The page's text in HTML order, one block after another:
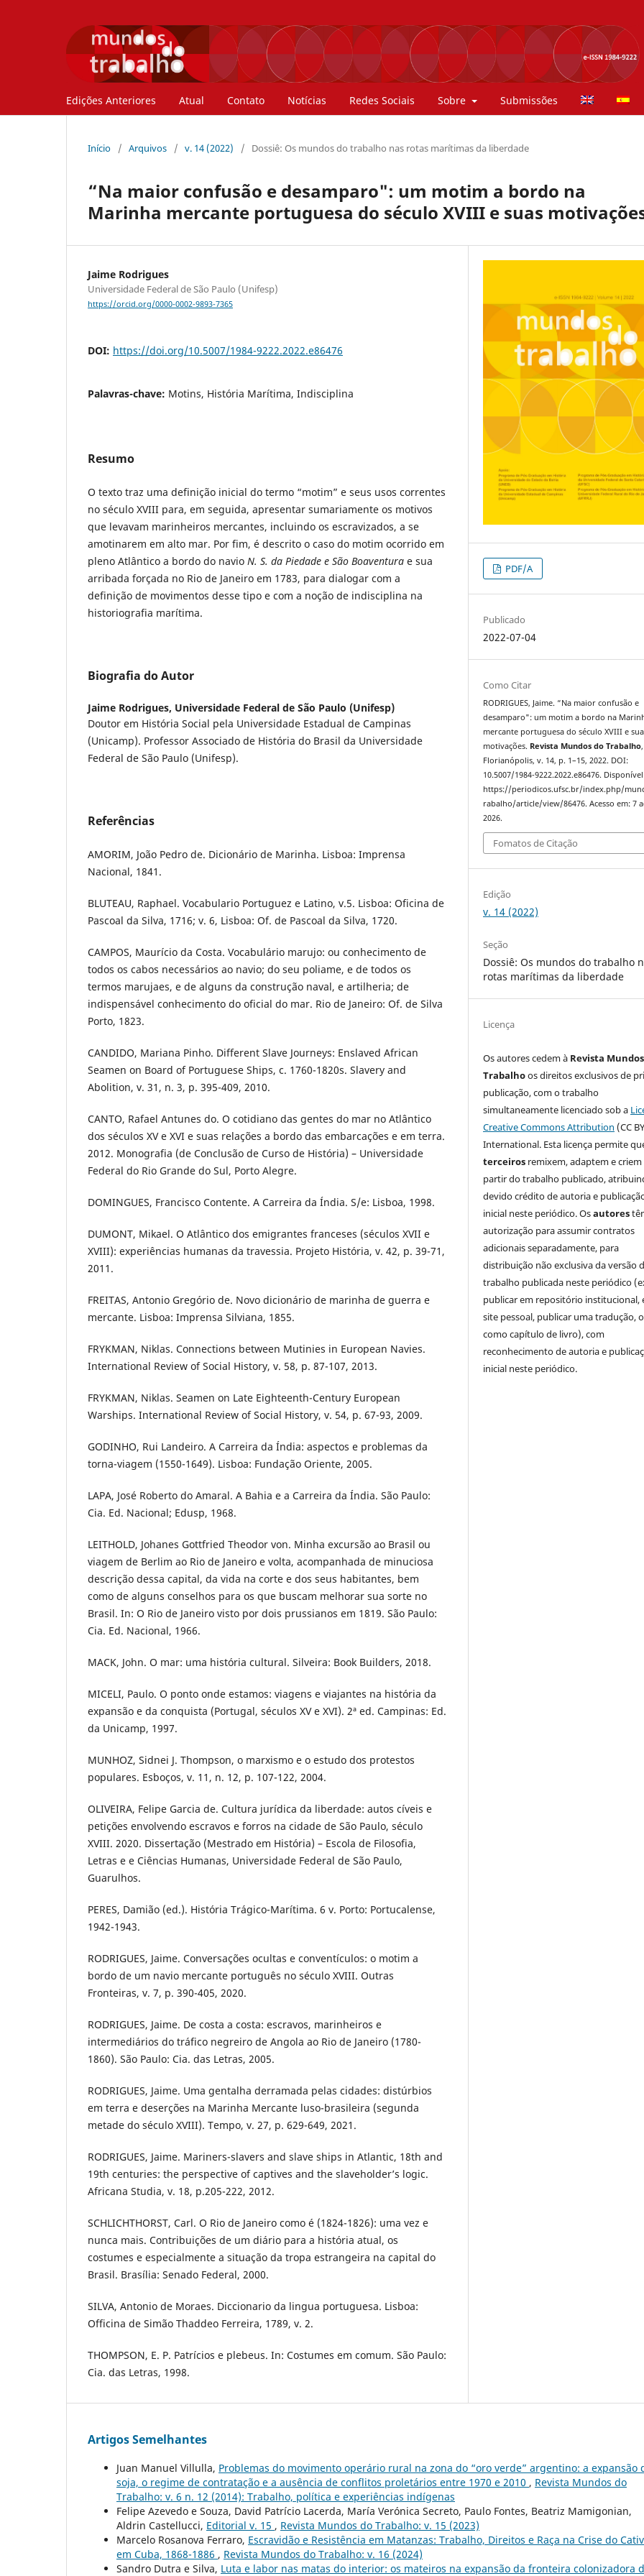
Edições Anteriores Atual Contato Notícias Redes Sociais Sobre Submissões
Início / Arquivos / v. 14 (2022) / Dossiê: Os mundos do trabalho nas rotas marítimas da liberdade
“Na maior confusão e desamparo": um motim a bordo na
Marinha mercante portuguesa do século XVIII e suas
Jaime Rodrigues
Universidade Federal de São Paulo (Unifesp)
https://orcid.org/0000-0002-9893-7365
DOI: https://doi.org/10.5007/1984-9222.2022.e86476
Palavras-chave: Motins, História Marítima, Indisciplina
Resumo
O texto traz uma definição inicial do termo “motim” e seus usos correntes
no século XVIII para, em seguida, apresentar sumariamente os motivos
que levavam marinheiros mercantes, incluindo os escravizados, a se
amotinarem em alto mar. Por fim, é descrito o caso do motim ocorrido em
pleno Atlântico a bordo do navio N. S. da Piedade e São Boaventura e sua
arribada forçada no Rio de Janeiro em 1783, para dialogar com a
definição de movimentos desse tipo e com a noção de indisciplina na
historiografia marítima.
Biografia do Autor
Jaime Rodrigues, Universidade Federal de São Paulo (Unifesp)
Doutor em História Social pela Universidade Estadual de Campinas
(Unicamp). Professor Associado de História do Brasil da Universidade
Federal de São Paulo (Unifesp).
Referências
AMORIM, João Pedro de. Dicionário de Marinha. Lisboa: Imprensa
Nacional, 1841.
BLUTEAU, Raphael. Vocabulario Portuguez e Latino, v.5. Lisboa: Oficina de
Pascoal da Silva, 1716; v. 6, Lisboa: Of. de Pascoal da Silva, 1720.
CAMPOS, Maurício da Costa. Vocabulário marujo: ou conhecimento de
todos os cabos necessários ao navio; do seu poliame, e de todos os
termos marujaes, e de alguns da construção naval, e artilheria; de
indispensável conhecimento do oficial do mar. Rio de Janeiro: Of. de Silva
Porto, 1823.
CANDIDO, Mariana Pinho. Different Slave Journeys: Enslaved African
Seamen on Board of Portuguese Ships, c. 1760-1820s. Slavery and
Abolition, v. 31, n. 3, p. 395-409, 2010.
CANTO, Rafael Antunes do. O cotidiano das gentes do mar no Atlântico
dos séculos XV e XVI e suas relações a bordo das embarcações e em terra.
2012. Monografia (de Conclusão de Curso de História) – Universidade
Federal do Rio Grande do Sul, Porto Alegre.
DOMINGUES, Francisco Contente. A Carreira da Índia. S/e: Lisboa, 1998.
DUMONT, Mikael. O Atlântico dos emigrantes franceses (séculos XVII e
XVIII): experiências humanas da travessia. Projeto História, v. 42, p. 39-71,
2011.
FREITAS, Antonio Gregório de. Novo dicionário de marinha de guerra e
mercante. Lisboa: Imprensa Silviana, 1855.
FRYKMAN, Niklas. Connections between Mutinies in European Navies.
International Review of Social History, v. 58, p. 87-107, 2013.
FRYKMAN, Niklas. Seamen on Late Eighteenth-Century European
Warships. International Review of Social History, v. 54, p. 67-93, 2009.
GODINHO, Rui Landeiro. A Carreira da Índia: aspectos e problemas da
torna-viagem (1550-1649). Lisboa: Fundação Oriente, 2005.
LAPA, José Roberto do Amaral. A Bahia e a Carreira da Índia. São Paulo:
Cia. Ed. Nacional; Edusp, 1968.
LEITHOLD, Johanes Gottfried Theodor von. Minha excursão ao Brasil ou
viagem de Berlim ao Rio de Janeiro e volta, acompanhada de minuciosa
descrição dessa capital, da vida na corte e dos seus habitantes, bem
como de alguns conselhos para os que buscam melhorar sua sorte no
Brasil. In: O Rio de Janeiro visto por dois prussianos em 1819. São Paulo:
Cia. Ed. Nacional, 1966.
MACK, John. O mar: uma história cultural. Silveira: Book Builders, 2018.
MICELI, Paulo. O ponto onde estamos: viagens e viajantes na história da
expansão e da conquista (Portugal, séculos XV e XVI). 2ª ed. Campinas: Ed.
da Unicamp, 1997.
MUNHOZ, Sidnei J. Thompson, o marxismo e o estudo dos protestos
populares. Esboços, v. 11, n. 12, p. 107-122, 2004.
OLIVEIRA, Felipe Garcia de. Cultura jurídica da liberdade: autos cíveis e
petições envolvendo escravos e forros na cidade de São Paulo, século
XVIII. 2020. Dissertação (Mestrado em História) – Escola de Filosofia,
Letras e e Ciências Humanas, Universidade Federal de São Paulo,
Guarulhos.
PERES, Damião (ed.). História Trágico-Marítima. 6 v. Porto: Portucalense,
1942-1943.
RODRIGUES, Jaime. Conversações ocultas e conventículos: o motim a
bordo de um navio mercante português no século XVIII. Outras
Fronteiras, v. 7, p. 390-405, 2020.
RODRIGUES, Jaime. De costa a costa: escravos, marinheiros e
intermediários do tráfico negreiro de Angola ao Rio de Janeiro (1780-
1860). São Paulo: Cia. das Letras, 2005.
RODRIGUES, Jaime. Uma gentalha derramada pelas cidades: distúrbios
em terra e deserções na Marinha Mercante luso-brasileira (segunda
metade do século XVIII). Tempo, v. 27, p. 629-649, 2021.
RODRIGUES, Jaime. Mariners-slavers and slave ships in Atlantic, 18th and
19th centuries: the perspective of captives and the slaveholder’s logic.
Africana Studia, v. 18, p.205-222, 2012.
SCHLICHTHORST, Carl. O Rio de Janeiro como é (1824-1826): uma vez e
nunca mais. Contribuições de um diário para a história atual, os
costumes e especialmente a situação da tropa estrangeira na capital do
Brasil. Brasília: Senado Federal, 2000.
SILVA, Antonio de Moraes. Diccionario da lingua portuguesa. Lisboa:
Officina de Simão Thaddeo Ferreira, 1789, v. 2.
THOMPSON, E. P. Patrícios e plebeus. In: Costumes em comum. São Paulo:
Cia. das Letras, 1998.
PDF/A
Publicado
2022-07-04
Como Citar
RODRIGUES, Jaime. “Na maior confusão e
desamparo": um motim a bordo na
mercante portuguesa do século XVIII e
motivações. Revista Mundos do Trabalho,
Florianópolis, v. 14, p. 1–15, 2022. DOI:
10.5007/1984-9222.2022.e86476.
https://periodicos.ufsc.br/index.php/
rabalho/article/view/86476. Acesso em: 7
2026.
Fomatos de Citação
Edição
v. 14 (2022)
Seção
Dossiê: Os mundos do trabalho
rotas marítimas da liberdade
Licença
Os autores cedem à Revista
Trabalhoos direitos exclusivos de
publicação, com o trabalho
simultaneamente licenciado sob a
Creative Commons Attribution (CC
International. Esta licença permite
terceiros remixem, adaptem e criem
partir do trabalho publicado,
devido crédito de autoria e
inicial neste periódico. Osautores
autorização para assumir contratos
adicionais separadamente, para
distribuição não exclusiva da versão
trabalho publicada neste periódico
publicar em repositório institucional,
site pessoal, publicar uma tradução,
como capítulo de livro), com
reconhecimento de autoria e
inicial neste periódico.
Artigos Semelhantes
Juan Manuel Villulla, Problemas do movimento operário rural na zona do “oro verde” argentino: a expansão
soja, o regime de contratação e a ausência de conflitos proletários entre 1970 e 2010 , Revista Mundos do
Trabalho: v. 6 n. 12 (2014): Trabalho, política e experiências indígenas
Felipe Azevedo e Souza, David Patrício Lacerda, María Verónica Secreto, Paulo Fontes, Beatriz Mamigonian,
Aldrin Castellucci, Editorial v. 15 , Revista Mundos do Trabalho: v. 15 (2023)
Marcelo Rosanova Ferraro, Escravidão e Resistência em Matanzas: Trabalho, Direitos e Raça na Crise do
em Cuba, 1868-1886 , Revista Mundos do Trabalho: v. 16 (2024)
Sandro Dutra e Silva, Luta e labor nas matas do interior: os mateiros na expansão da fronteira colonizadora